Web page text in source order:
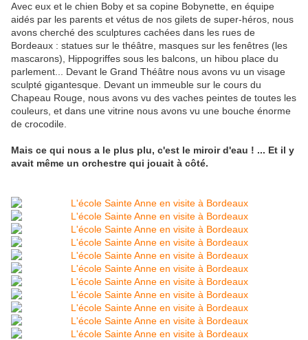
Avec eux et le chien Boby et sa copine Bobynette, en équipe
aidés par les parents et vétus de nos gilets de super-héros, nous
avons cherché des sculptures cachées dans les rues de
Bordeaux : statues sur le théâtre, masques sur les fenêtres (les
mascarons), Hippogriffes sous les balcons, un hibou place du
parlement... Devant le Grand Théâtre nous avons vu un visage
sculpté gigantesque. Devant un immeuble sur le cours du
Chapeau Rouge, nous avons vu des vaches peintes de toutes les
couleurs, et dans une vitrine nous avons vu une bouche énorme
de crocodile.
Mais ce qui nous a le plus plu, c'est le miroir d'eau ! ... Et il y
avait même un orchestre qui jouait à côté.